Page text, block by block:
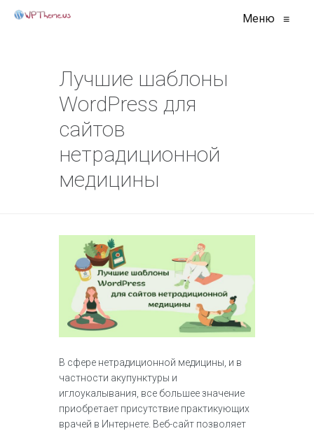
Меню ≡
Лучшие шаблоны
WordPress для
сайтов
нетрадиционной
медицины
В сфере нетрадиционной медицины, и в
частности акупунктуры и
иглоукалывания, все большее значение
приобретает присутствие практикующих
врачей в Интернете. Веб-сайт позволяет